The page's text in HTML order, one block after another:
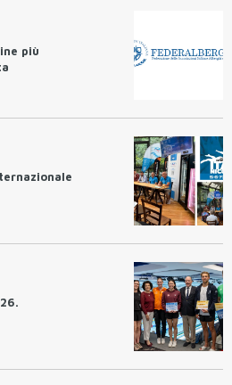
più